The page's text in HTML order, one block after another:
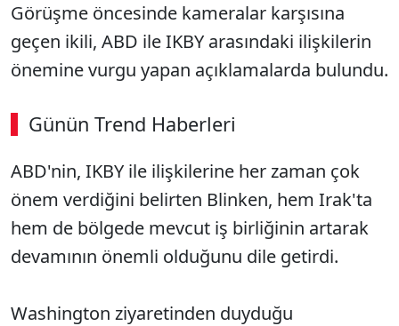
Görüşme öncesinde kameralar karşısına
geçen ikili, ABD ile IKBY arasındaki ilişkilerin
önemine vurgu yapan açıklamalarda bulundu.
Günün Trend Haberleri
SÖZCÜ SON DAKİKA
ABD'nin, IKBY ile ilişkilerine her zaman çok
önem verdiğini belirten Blinken, hem Irak'ta
hem de bölgede mevcut iş birliğinin artarak
devamının önemli olduğunu dile getirdi.
Washington ziyaretinden duyduğu